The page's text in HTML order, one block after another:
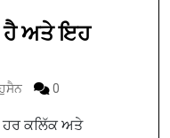
ਹੈ ਅਤੇ ਇਹ
0
ਹਰ ਕਲਿੱਕ ਅਤੇ